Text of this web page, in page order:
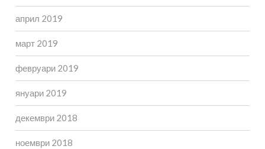
април 2019
март 2019
февруари 2019
януари 2019
декември 2018
ноември 2018